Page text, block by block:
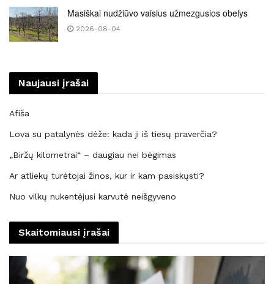
Masiškai nudžiūvo vaisius užmezgusios obelys
2026-08-04
Naujausi įrašai
Afiša
Lova su patalynės dėže: kada ji iš tiesų praverčia?
„Biržų kilometrai“ – daugiau nei bėgimas
Ar atliekų turėtojai žinos, kur ir kam pasiskųsti?
Nuo vilkų nukentėjusi karvutė neišgyveno
Skaitomiausi įrašai